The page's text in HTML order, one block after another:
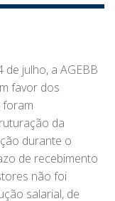
julho, a AGEBB
favor dos
foram
da
durante o
de recebimento
não foi
salarial, de